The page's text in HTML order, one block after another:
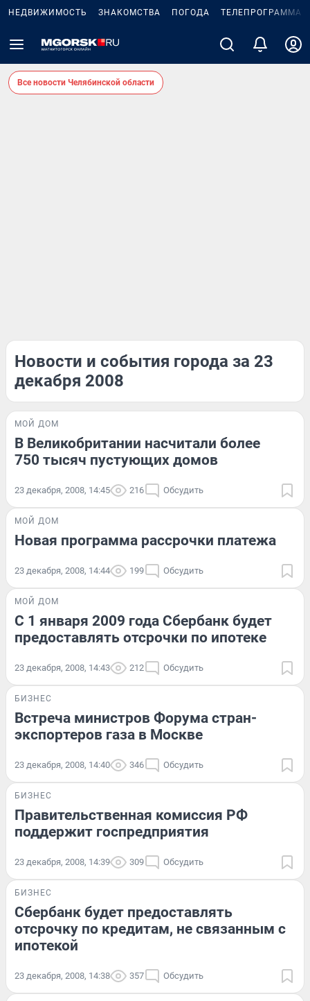
НЕДВИЖИМОСТЬ ЗНАКОМСТВА ПОГОДА ТЕЛЕПРОГРАММА
Все новости Челябинской области
Новости и события города за 23
декабря 2008
МОЙ ДОМ
В Великобритании насчитали более
750 тысяч пустующих домов
23 декабря, 2008, 14:45 216 Обсудить
МОЙ ДОМ
Новая программа рассрочки платежа
23 декабря, 2008, 14:44 199 Обсудить
МОЙ ДОМ
С 1 января 2009 года Сбербанк будет
предоставлять отсрочки по ипотеке
23 декабря, 2008, 14:43 212 Обсудить
БИЗНЕС
Встреча министров Форума стран-
экспортеров газа в Москве
23 декабря, 2008, 14:40 346 Обсудить
БИЗНЕС
Правительственная комиссия РФ
поддержит госпредприятия
23 декабря, 2008, 14:39 309 Обсудить
БИЗНЕС
Сбербанк будет предоставлять
отсрочку по кредитам, не связанным с
ипотекой
23 декабря, 2008, 14:38 357 Обсудить